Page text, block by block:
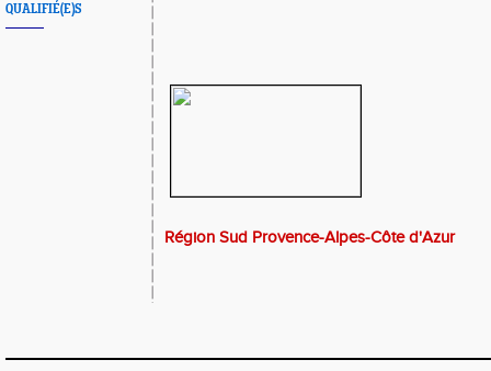
QUALIFIÉ(E)S
Région Sud Provence-Alpes-Côte d'Azur